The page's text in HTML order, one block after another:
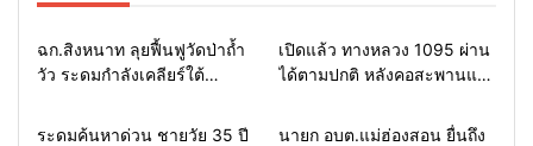
Home แวดวงทหาร
ฉก.สิงหนาท ลุยฟื้นฟูวัดป่าถ้ำ
วัว ระดมกำลังเคลียร์ใต้
ช่วยชาวบ้านฝ่าวิกฤตน้ำป่า
Home รอบรั้วทั่วไทย
เปิดแล้ว ทางหลวง 1095 ผ่าน
ได้ตามปกติ หลังคอสะพานแม่
แม่ฮ่องสอน สั่งเฝ้าระวัง 24
Home รอบรั้วทั่วไทย
ระดมค้นหาด่วน ชายวัย 35 ปี
Home รอบรั้วทั่วไทย
นายก อบต.แม่ฮ่องสอน ยื่นถึง